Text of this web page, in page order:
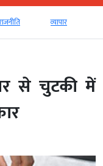
व्‍यापार
से चुटकी में